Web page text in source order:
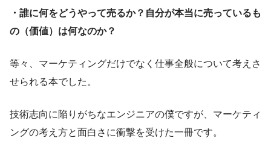
・誰に何をどうやって売るか？自分が本当に売っているも
の（価値）は何なのか？
等々、マーケティングだけでなく仕事全般について考えさ
せられる本でした。
技術志向に陥りがちなエンジニアの僕ですが、マーケティ
ングの考え方と面白さに衝撃を受けた一冊です。